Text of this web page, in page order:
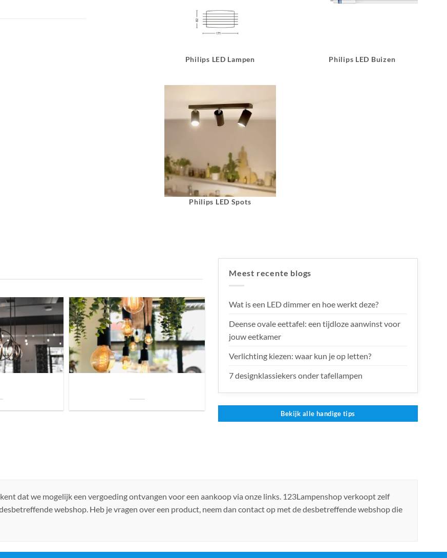
Philips LED Lampen Philips LED Buizen
Philips LED Spots
Meest recente blogs
Wat is een LED dimmer en hoe werkt deze?
Deense ovale eettafel: een tijdloze aanwinst voor
jouw eetkamer
Verlichting kiezen: waar kun je op letten?
7 designklassiekers onder tafellampen
Bekijk alle handige tips
dat we mogelijk een vergoeding ontvangen voor een aankoop via onze links. 123Lampenshop verkoopt zelf
webshop. Heb je vragen over een product, neem dan contact op met de desbetreffende webshop die